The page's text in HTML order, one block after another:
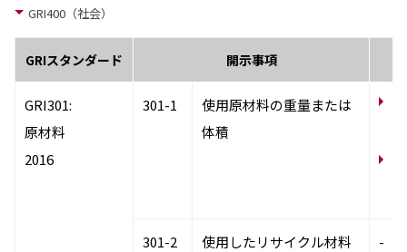
GRI400（社会）
GRIスタンダード 開示事項
GRI301:
原材料
2016
301-1
使用原材料の重量または
体積
301-2 使用したリサイクル材料 -